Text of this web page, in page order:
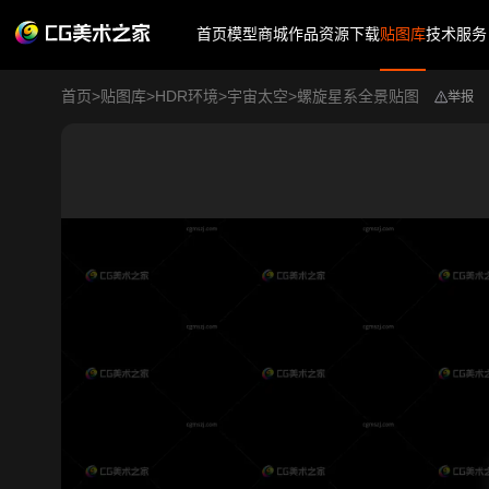
首页模型商城作品资源下载贴图库技术服务
首页>贴图库>HDR环境>宇宙太空>螺旋星系全景贴图 举报